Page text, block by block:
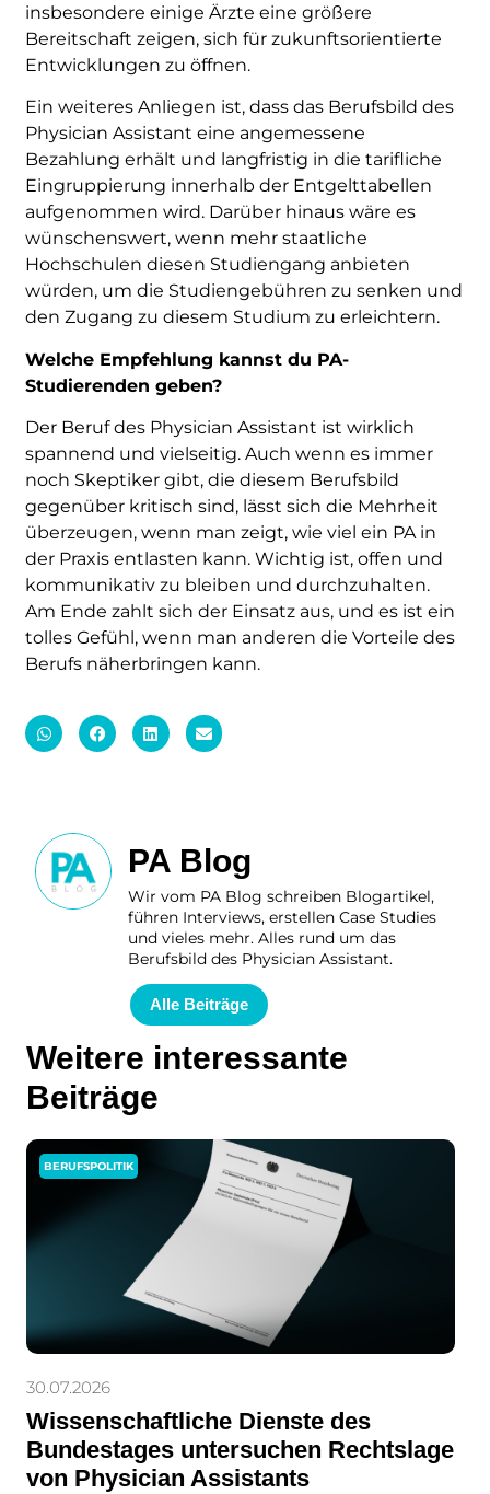
insbesondere einige Ärzte eine größere
Bereitschaft zeigen, sich für zukunftsorientierte
Entwicklungen zu öffnen.
Ein weiteres Anliegen ist, dass das Berufsbild des
Physician Assistant eine angemessene
Bezahlung erhält und langfristig in die tarifliche
Eingruppierung innerhalb der Entgelttabellen
aufgenommen wird. Darüber hinaus wäre es
wünschenswert, wenn mehr staatliche
Hochschulen diesen Studiengang anbieten
würden, um die Studiengebühren zu senken und
den Zugang zu diesem Studium zu erleichtern.
Welche Empfehlung kannst du PA-
Studierenden geben?
Der Beruf des Physician Assistant ist wirklich
spannend und vielseitig. Auch wenn es immer
noch Skeptiker gibt, die diesem Berufsbild
gegenüber kritisch sind, lässt sich die Mehrheit
überzeugen, wenn man zeigt, wie viel ein PA in
der Praxis entlasten kann. Wichtig ist, offen und
kommunikativ zu bleiben und durchzuhalten.
Am Ende zahlt sich der Einsatz aus, und es ist ein
tolles Gefühl, wenn man anderen die Vorteile des
Berufs näherbringen kann.
PA Blog
Wir vom PA Blog schreiben Blogartikel,
führen Interviews, erstellen Case Studies
und vieles mehr. Alles rund um das
Berufsbild des Physician Assistant.
Alle Beiträge
Weitere interessante
Beiträge
BERUFSPOLITIK
30.07.2026
Wissenschaftliche Dienste des
Bundestages untersuchen Rechtslage
von Physician Assistants